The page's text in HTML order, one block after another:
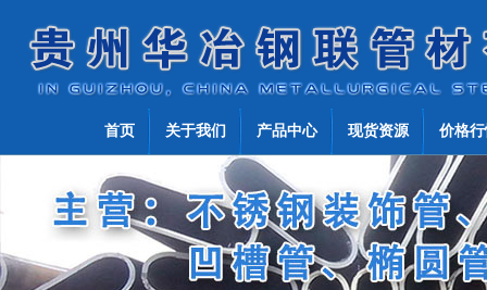
首页 关于我们 产品中心 现货资源 价格